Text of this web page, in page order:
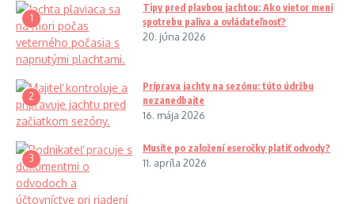
1
Tipy pred plavbou jachtou: Ako vietor mení
spotrebu paliva a ovládateľnosť?
20. júna 2026
2
Príprava jachty na sezónu: túto údržbu
nezanedbajte
16. mája 2026
3
Musíte po založení eseročky platiť odvody?
11. apríla 2026